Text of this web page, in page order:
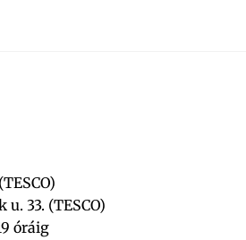
33. (TESCO)
óráig